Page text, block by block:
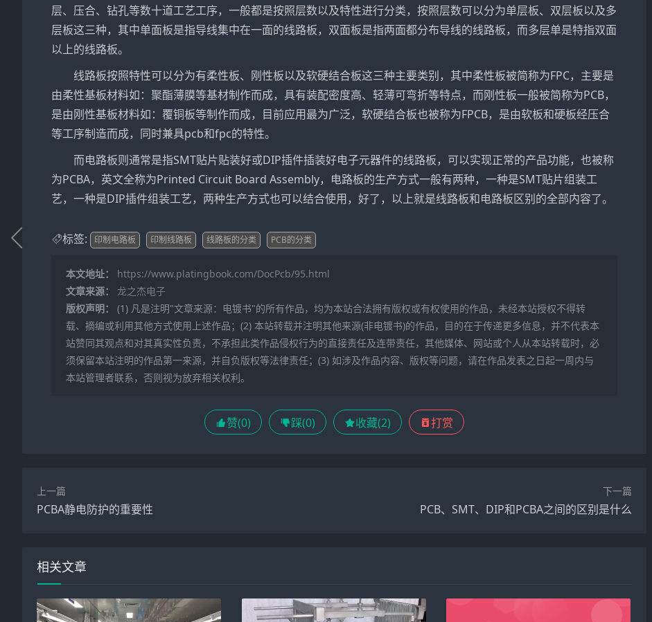
层、压合、钻孔等数十道工艺工序，一般都是按照层数以及特性进行分类，按照层数可以分为单层板、双层板以及多
层板这三种，其中单面板是指导线集中在一面的线路板，双面板是指两面都分布导线的线路板，而多层单是特指双面
以上的线路板。
线路板按照特性可以分为有柔性板、刚性板以及软硬结合板这三种主要类别，其中柔性板被简称为FPC，主要是
由柔性基板材料如：聚酯薄膜等基材制作而成，具有装配密度高、轻薄可弯折等特点，而刚性板一般被简称为PCB，
是由刚性基板材料如：覆铜板等制作而成，目前应用最为广泛，软硬结合板也被称为FPCB，是由软板和硬板经压合
等工序制造而成，同时兼具pcb和fpc的特性。
而电路板则通常是指SMT贴片贴装好或DIP插件插装好电子元器件的线路板，可以实现正常的产品功能，也被称
为PCBA，英文全称为Printed Circuit Board Assembly，电路板的生产方式一般有两种，一种是SMT贴片组装工
艺，一种是DIP插件组装工艺，两种生产方式也可以结合使用，好了，以上就是线路板和电路板区别的全部内容了。
标签: 印制电路板 印制线路板 线路板的分类 PCB的分类
本文地址：
https://www.platingbook.com/DocPcb/95.html
文章来源：
龙之杰电子
版权声明：
(1) 凡是注明"文章来源：电镀书"的所有作品，均为本站合法拥有版权或有权使用的作品，未经本站授权不得转
载、摘编或利用其他方式使用上述作品；(2) 本站转载并注明其他来源(非电镀书)的作品，目的在于传递更多信息，并不代表本
站赞同其观点和对其真实性负责，不承担此类作品侵权行为的直接责任及连带责任，其他媒体、网站或个人从本站转载时，必
须保留本站注明的作品第一来源，并自负版权等法律责任；(3) 如涉及作品内容、版权等问题，请在作品发表之日起一周内与
本站管理者联系，否则视为放弃相关权利。
赞(0) 踩(0) 收藏(2) 打赏
上一篇
PCBA静电防护的重要性
下一篇
PCB、SMT、DIP和PCBA之间的区别是什么
相关文章